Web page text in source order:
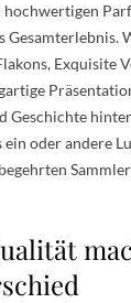
hochwertigen
Gesamterlebnis.
Exquisite
Geschichte
ein oder andere